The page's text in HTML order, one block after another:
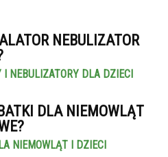
NEBULIZATOR
I NEBULIZATORY DLA DZIECI
DLA NIEMOWLĄT
NIEMOWLĄT I DZIECI